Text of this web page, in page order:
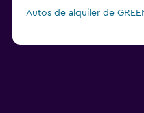
Autos de alquiler de